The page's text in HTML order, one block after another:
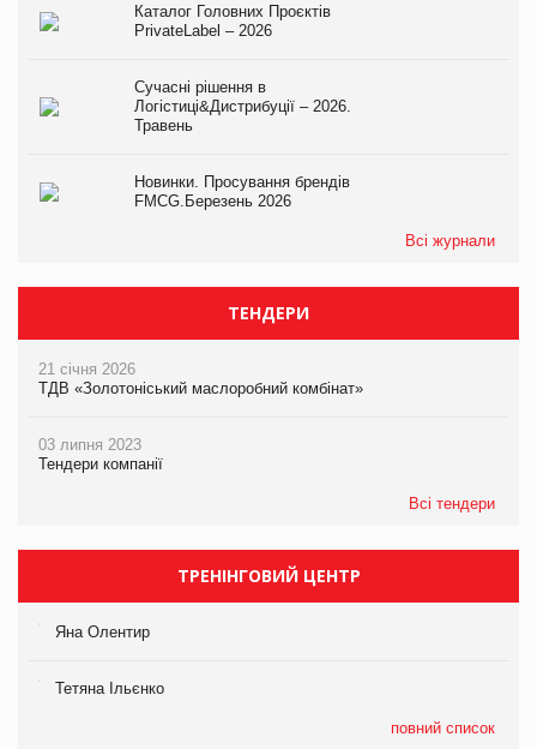
Каталог Головних Проєктів
PrivateLabel – 2026
Сучасні рішення в
Логістиці&Дистрибуції – 2026.
Травень
Новинки. Просування брендів
FMCG.Березень 2026
Всі журнали
ТЕНДЕРИ
21 січня 2026
ТДВ «Золотоніський маслоробний комбінат»
03 липня 2023
Тендери компанії
Всі тендери
ТРЕНІНГОВИЙ ЦЕНТР
Яна Олентир
Тетяна Ільєнко
повний список